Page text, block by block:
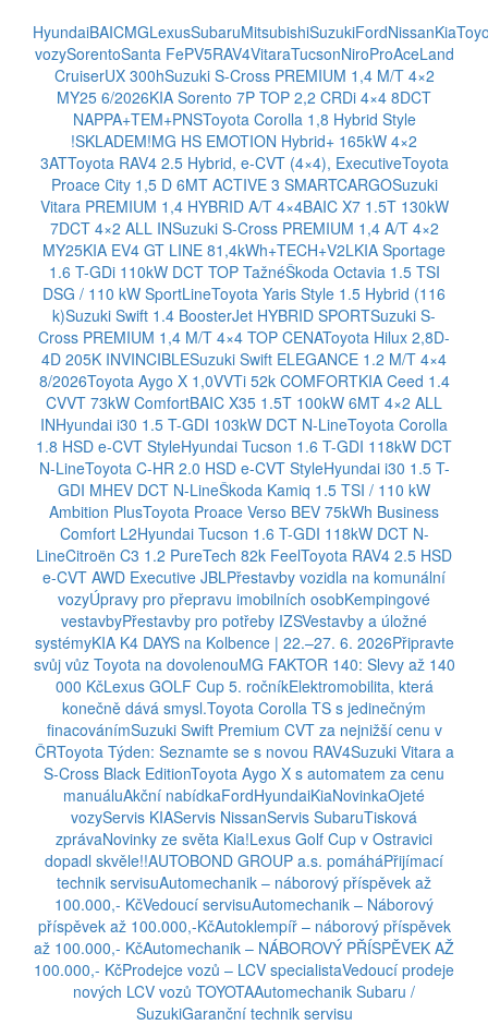
HyundaiBAICMGLexusSubaruMitsubishiSuzukiFordNissanKia
vozySorentoSanta FePV5RAV4VitaraTucsonNiroProAceLand
CruiserUX 300hSuzuki S-Cross PREMIUM 1,4 M/T 4×2
MY25 6/2026KIA Sorento 7P TOP 2,2 CRDi 4×4 8DCT
NAPPA+TEM+PNSToyota Corolla 1,8 Hybrid Style
!SKLADEM!MG HS EMOTION Hybrid+ 165kW 4×2
3ATToyota RAV4 2.5 Hybrid, e-CVT (4×4), ExecutiveToyota
Proace City 1,5 D 6MT ACTIVE 3 SMARTCARGOSuzuki
Vitara PREMIUM 1,4 HYBRID A/T 4×4BAIC X7 1.5T 130kW
7DCT 4×2 ALL INSuzuki S-Cross PREMIUM 1,4 A/T 4×2
MY25KIA EV4 GT LINE 81,4kWh+TECH+V2LKIA Sportage
1.6 T-GDi 110kW DCT TOP TažnéŠkoda Octavia 1.5 TSI
DSG / 110 kW SportLineToyota Yaris Style 1.5 Hybrid (116
k)Suzuki Swift 1.4 BoosterJet HYBRID SPORTSuzuki S-
Cross PREMIUM 1,4 M/T 4×4 TOP CENAToyota Hilux 2,8D-
4D 205K INVINCIBLESuzuki Swift ELEGANCE 1.2 M/T 4×4
8/2026Toyota Aygo X 1,0VVTi 52k COMFORTKIA Ceed 1.4
CVVT 73kW ComfortBAIC X35 1.5T 100kW 6MT 4×2 ALL
INHyundai i30 1.5 T-GDI 103kW DCT N-LineToyota Corolla
1.8 HSD e-CVT StyleHyundai Tucson 1.6 T-GDI 118kW DCT
N-LineToyota C-HR 2.0 HSD e-CVT StyleHyundai i30 1.5 T-
GDI MHEV DCT N-LineŠkoda Kamiq 1.5 TSI / 110 kW
Ambition PlusToyota Proace Verso BEV 75kWh Business
Comfort L2Hyundai Tucson 1.6 T-GDI 118kW DCT N-
LineCitroën C3 1.2 PureTech 82k FeelToyota RAV4 2.5 HSD
e-CVT AWD Executive JBLPřestavby vozidla na komunální
vozyÚpravy pro přepravu imobilních osobKempingové
vestavbyPřestavby pro potřeby IZSVestavby a úložné
systémyKIA K4 DAYS na Kolbence | 22.–27. 6. 2026Připravte
svůj vůz Toyota na dovolenouMG FAKTOR 140: Slevy až 140
000 KčLexus GOLF Cup 5. ročníkElektromobilita, která
konečně dává smysl.Toyota Corolla TS s jedinečným
finacovánímSuzuki Swift Premium CVT za nejnižší cenu v
ČRToyota Týden: Seznamte se s novou RAV4Suzuki Vitara a
S-Cross Black EditionToyota Aygo X s automatem za cenu
manuáluAkční nabídkaFordHyundaiKiaNovinkaOjeté
vozyServis KIAServis NissanServis SubaruTisková
zprávaNovinky ze světa Kia!Lexus Golf Cup v Ostravici
dopadl skvěle!!AUTOBOND GROUP a.s. pomáháPřijímací
technik servisuAutomechanik – náborový příspěvek až
100.000,- KčVedoucí servisuAutomechanik – Náborový
příspěvek až 100.000,-KčAutoklempíř – náborový příspěvek
až 100.000,- KčAutomechanik – NÁBOROVÝ PŘÍSPĚVEK AŽ
100.000,- KčProdejce vozů – LCV specialistaVedoucí prodeje
nových LCV vozů TOYOTAAutomechanik Subaru /
SuzukiGaranční technik servisu